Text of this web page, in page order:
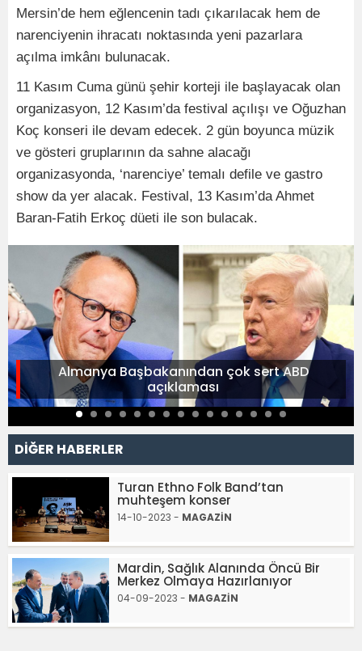
Mersin’de hem eğlencenin tadı çıkarılacak hem de
narenciyenin ihracatı noktasında yeni pazarlara
açılma imkânı bulunacak.
11 Kasım Cuma günü şehir korteji ile başlayacak olan
organizasyon, 12 Kasım’da festival açılışı ve Oğuzhan
Koç konseri ile devam edecek. 2 gün boyunca müzik
ve gösteri gruplarının da sahne alacağı
organizasyonda, ‘narenciye’ temalı defile ve gastro
show da yer alacak. Festival, 13 Kasım’da Ahmet
Baran-Fatih Erkoç düeti ile son bulacak.
Almanya Başbakanından çok sert ABD
açıklaması
DİĞER HABERLER
Turan Ethno Folk Band’tan
muhteşem konser
14-10-2023 - MAGAZİN
Mardin, Sağlık Alanında Öncü Bir
Merkez Olmaya Hazırlanıyor
04-09-2023 - MAGAZİN